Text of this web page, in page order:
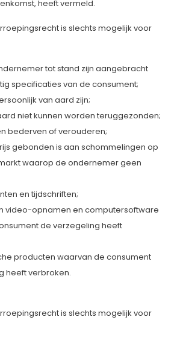
heeft vermeld.
is slechts mogelijk voor
tot stand zijn aangebracht
specificaties van de consument;
van aard zijn;
niet kunnen worden teruggezonden;
bederven of verouderen;
gebonden is aan schommelingen op
waarop de ondernemer geen
en tijdschriften;
video-opnamen en computersoftware
de verzegeling heeft
producten waarvan de consument
heeft verbroken.
is slechts mogelijk voor